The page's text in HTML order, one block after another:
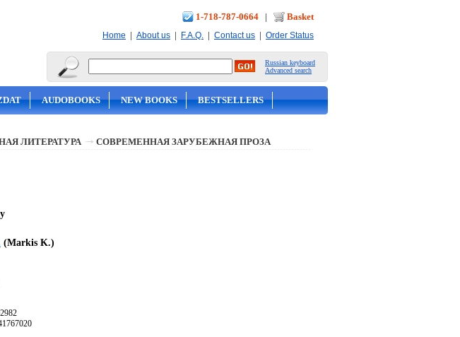
1-718-787-0664 | Basket
Home | About us | F.A.Q. | Contact us | Order Status
Russian keyboard
Advanced search
AUDOBOOKS NEW BOOKS BESTSELLERS
ЛИТЕРАТУРА СОВРЕМЕННАЯ ЗАРУБЕЖНАЯ ПРОЗА
(Markis K.)